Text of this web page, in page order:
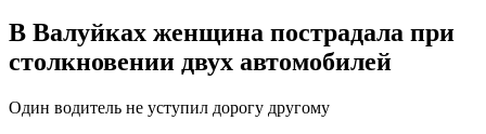
В Валуйках женщина пострадала при
столкновении двух автомобилей
Один водитель не уступил дорогу другому